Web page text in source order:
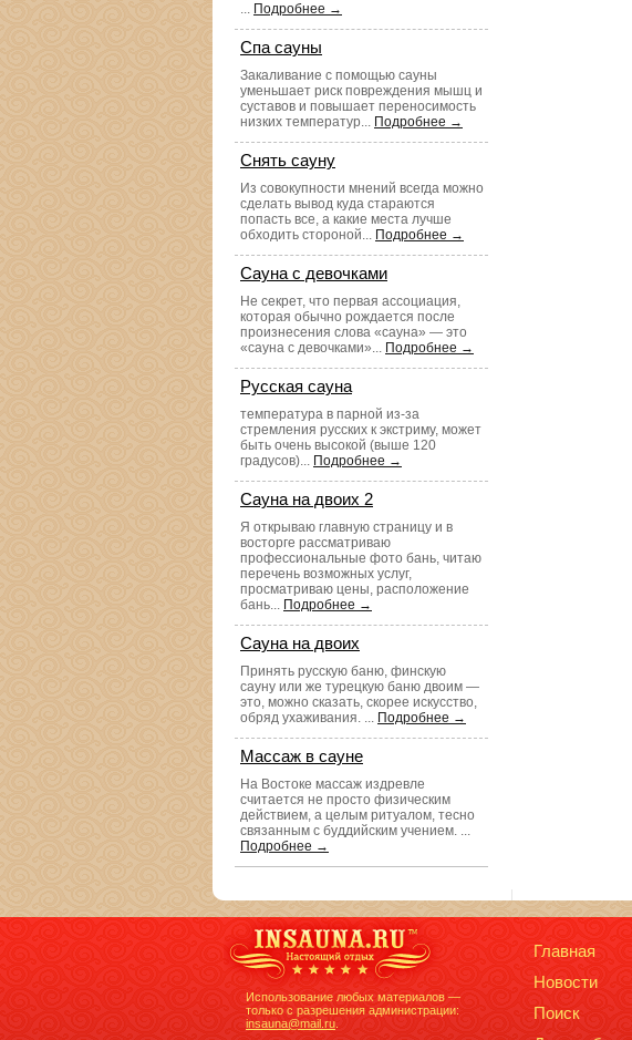
... Подробнее →
Спа сауны
Закаливание с помощью сауны
уменьшает риск повреждения мышц и
суставов и повышает переносимость
низких температур... Подробнее →
Снять сауну
Из совокупности мнений всегда можно
сделать вывод куда стараются
попасть все, а какие места лучше
обходить стороной... Подробнее →
Сауна с девочками
Не секрет, что первая ассоциация,
которая обычно рождается после
произнесения слова «сауна» — это
«сауна с девочками»... Подробнее →
Русская сауна
температура в парной из-за
стремления русских к экстриму, может
быть очень высокой (выше 120
градусов)... Подробнее →
Сауна на двоих 2
Я открываю главную страницу и в
восторге рассматриваю
профессиональные фото бань, читаю
перечень возможных услуг,
просматриваю цены, расположение
бань... Подробнее →
Сауна на двоих
Принять русскую баню, финскую
сауну или же турецкую баню двоим —
это, можно сказать, скорее искусство,
обряд ухаживания. ... Подробнее →
Массаж в сауне
На Востоке массаж издревле
считается не просто физическим
действием, а целым ритуалом, тесно
связанным с буддийским учением. ...
Подробнее →
Использование любых материалов —
только с разрешения администрации:
insauna@mail.ru
Главная
Новости
Поиск